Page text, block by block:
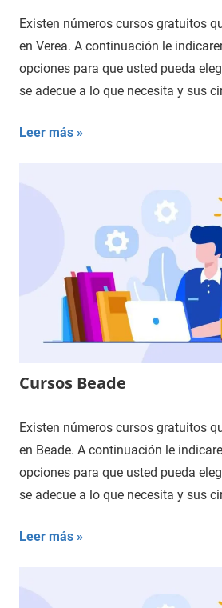
Existen números cursos gratuitos
en Verea. A continuación le
opciones para que usted pueda
se adecue a lo que necesita y sus
Leer más
Cursos Beade
Existen números cursos gratuitos
en Beade. A continuación le
opciones para que usted pueda
se adecue a lo que necesita y sus
Leer más